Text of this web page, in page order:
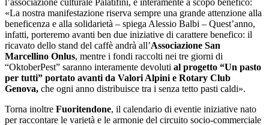
«La nostra manifestazione riserva sempre una grande attenzione alla
beneficenza e alla solidarietà – spiega Alessio Balbi – Quest’anno,
infatti, porteremo avanti ben due iniziative di carattere benefico: il
ricavato dello stand del caffè andrà all’Associazione San
Marcellino Onlus, mentre i fondi raccolti nei tre giorni di
“OktoberPest” saranno interamente devoluti al progetto “Un pasto
per tutti” portato avanti da Valori Alpini e Rotary Club
Genova, che ogni anno distribuisce tra i senza tetto pasti caldi».
Torna inoltre Fuoritendone, il calendario di eventie iniziative nato
per raccontare le varietà e le armonie del circuito socio-commerciale